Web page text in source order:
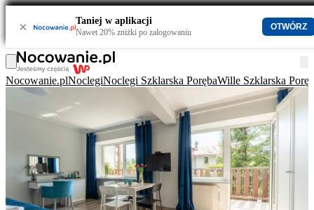
× Taniej w aplikacji
Nawet 20% zniżki po zalogowaniu
OTWÓRZ
Nocowanie.plNoclegiNoclegi Szklarska PorębaWille Szklarska